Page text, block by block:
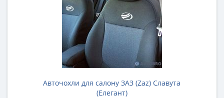
Авточохли для салону ЗАЗ (Zaz) Славута
(Елегант)